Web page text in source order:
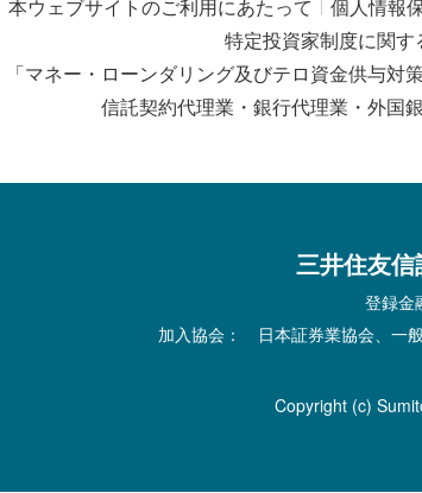
本ウェブサイトのご利用にあたって 個人情報
特定投資家制度に関す
「マネー・ローンダリング及びテロ資金供与
信託契約代理業・銀行代理業・外国
三井住友
登録金
加入協会： 日本証券業協会、一
Copyright (c)